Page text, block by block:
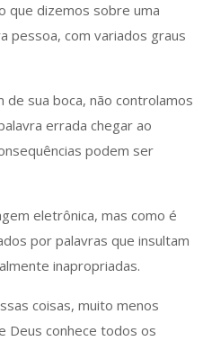
que dizemos sobre uma
pessoa, com variados graus
de sua boca, não controlamos
errada chegar ao
podem ser
eletrônica, mas como é
por palavras que insultam
inapropriadas.
coisas, muito menos
Deus conhece todos os